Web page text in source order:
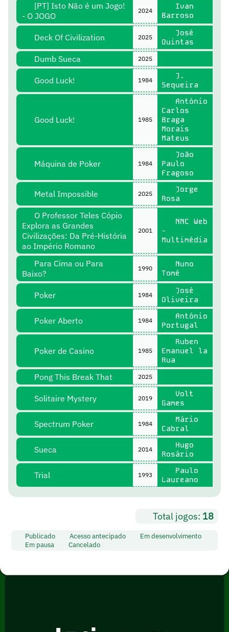
[PT] Isto Não é um Jogo!
- O JOGO
2024
Ivan
Barroso
Deck Of Civilization 2025
José
Quintas
Dumb Sueca 2025
Good Luck! 1984
J.
Sequeira
Good Luck! 1985
António
Carlos
Braga
Morais
Mateus
Máquina de Poker 1984
João
Paulo
Fragoso
Metal Impossible 2025
Jorge
Rosa
O Professor Teles Cópio
Explora as Grandes
Civilizações: Da Pré-História
ao Império Romano
2001
NNC Web
-
Multimédia
Para Cima ou Para
Baixo?
1990
Nuno
Tomé
Poker 1984
José
Oliveira
Poker Aberto 1984
António
Portugal
Poker de Casino 1985
Ruben
Emanuel la
Rua
Pong This Break That 2025
Solitaire Mystery 2019
Volt
Games
Spectrum Poker 1984
Mário
Cabral
Sueca 2014
Hugo
Rosário
Trial 1993
Paulo
Laureano
Total jogos: 18
Publicado Acesso antecipado
Em desenvolvimento
Em pausa
Cancelado